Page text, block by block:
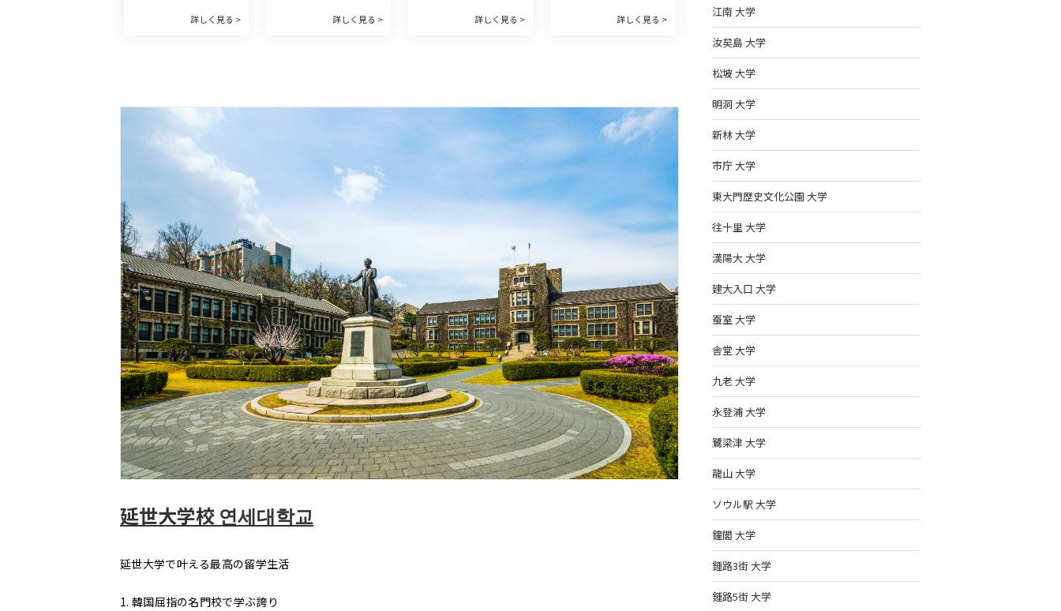
詳しく見る > 詳しく見る > 詳しく見る > 詳しく見る >
학교
延世大学校 연세대학교
延世大学で叶える最高の留学生活
1. 韓国屈指の名門校で学ぶ誇り
江南 大学
汝矣島 大学
松坡 大学
明洞 大学
新林 大学
市庁 大学
東大門歴史文化公園 大学
往十里 大学
漢陽大 大学
建大入口 大学
蚕室 大学
舎堂 大学
九老 大学
永登浦 大学
鷺梁津 大学
龍山 大学
ソウル駅 大学
鐘閣 大学
鍾路3街 大学
鍾路5街 大学